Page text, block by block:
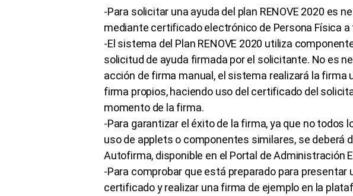
-Para solicitar una ayuda del plan RENOVE 2020 es
mediante certificado electrónico de Persona Física
-El sistema del Plan RENOVE 2020 utiliza
solicitud de ayuda firmada por el solicitante. No es
acción de firma manual, el sistema realizará la firma
firma propios, haciendo uso del certificado del
momento de la firma.
-Para garantizar el éxito de la firma, ya que no todos
uso de applets o componentes similares, se deberá
Autofirma, disponible en el Portal de Administración
-Para comprobar que está preparado para presentar
certificado y realizar una firma de ejemplo en la